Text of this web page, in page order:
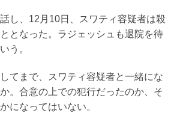
し、12月10日、スワティ容疑者は殺
となった。ラジェッシュも退院を待
う。
てまで、スワティ容疑者と一緒にな
。合意の上での犯行だったのか、そ
になってはいない。